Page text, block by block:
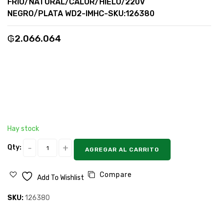
NEGRO/PLATA WD2-IMHC-SKU:126380
₲2.066.064
Hay stock
Qty: AGREGAR AL CARRITO
Add To Wishlist Compare
SKU:126380